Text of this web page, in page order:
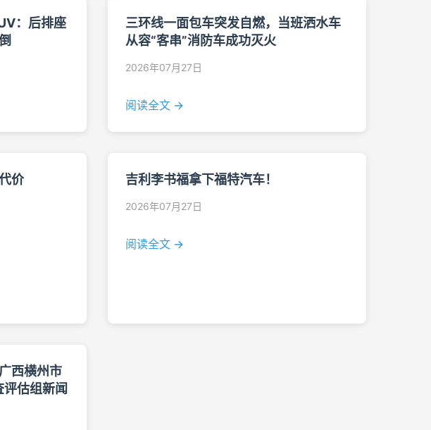
：后排座
三环线一面包车突发自燃，当班洒水车
从容“客串”消防车成功灭火
2026年07月27日
阅读全文 →
价 吉利李书福拿下福特汽车！
2026年07月27日
阅读全文 →
西横州市
评估组新闻